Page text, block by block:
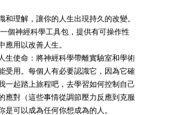
理解，讓你的人生出現持久的改變。
個神經科學工具包，提供有可操作性
應用以改善人生。
使命：將神經科學帶離實驗室和學術
受用。每個人有必要認識它，因為它確
一起踏上旅程吧，去學習如何控制自己
應對（這些事情從調節壓力反應到克服
是可以成為任何你想成為的人。